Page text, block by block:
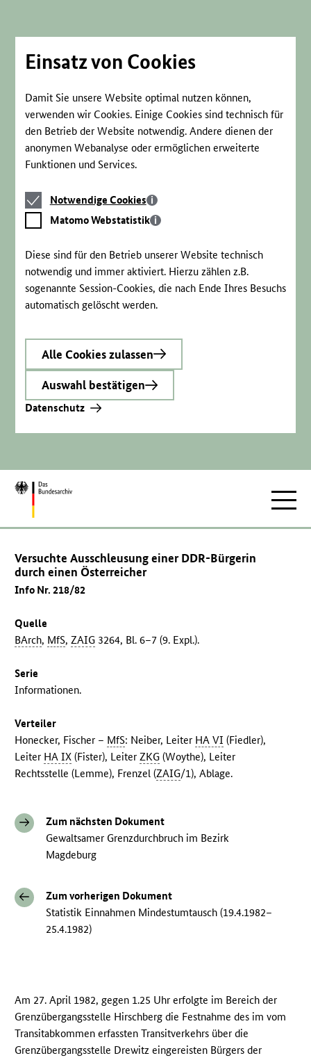
Einsatz von Cookies
Damit Sie unsere Website optimal nutzen können,
verwenden wir Cookies. Einige Cookies sind technisch für
den Betrieb der Website notwendig. Andere dienen der
anonymen Webanalyse oder ermöglichen erweiterte
Funktionen und Services.
Notwendige
Cookies
Notwendige Cookies
Matomo
Webstatistik
Matomo Webstatistik
Diese sind für den Betrieb unserer Website technisch
notwendig und immer aktiviert. Hierzu zählen z.B.
sogenannte Session-Cookies, die nach Ende Ihres Besuchs
automatisch gelöscht werden.
Alle Cookies zulassen
Auswahl bestätigen
Datenschutz
Zur
Versuchte Ausschleusung einer DDR-Bürgerin
durch einen Österreicher
Info Nr. 218/82
Quelle
BArch, MfS,ZAIG 3264, Bl. 6–7 (9. Expl.).
Serie
Informationen.
Verteiler
Honecker, Fischer – MfS: Neiber, Leiter HA VI (Fiedler),
Leiter HA IX (Fister), LeiterZKG (Woythe), Leiter
Rechtsstelle (Lemme), Frenzel (ZAIG/1), Ablage.
Zum nächsten Dokument
Gewaltsamer Grenzdurchbruch im Bezirk
Magdeburg
Zum vorherigen Dokument
Statistik Einnahmen Mindestumtausch (19.4.1982–
25.4.1982)
Am 27. April 1982, gegen 1.25 Uhr erfolgte im Bereich der
Grenzübergangsstelle Hirschberg die Festnahme des im vom
Transitabkommen erfassten Transitverkehrs über die
Grenzübergangsstelle Drewitz eingereisten Bürgers der